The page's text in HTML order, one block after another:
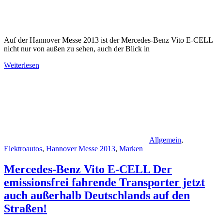
Auf der Hannover Messe 2013 ist der Mercedes-Benz Vito E-CELL
nicht nur von außen zu sehen, auch der Blick in
Weiterlesen
Allgemein,
Elektroautos, Hannover Messe 2013, Marken
Mercedes-Benz Vito E-CELL Der
emissionsfrei fahrende Transporter jetzt
auch außerhalb Deutschlands auf den
Straßen!